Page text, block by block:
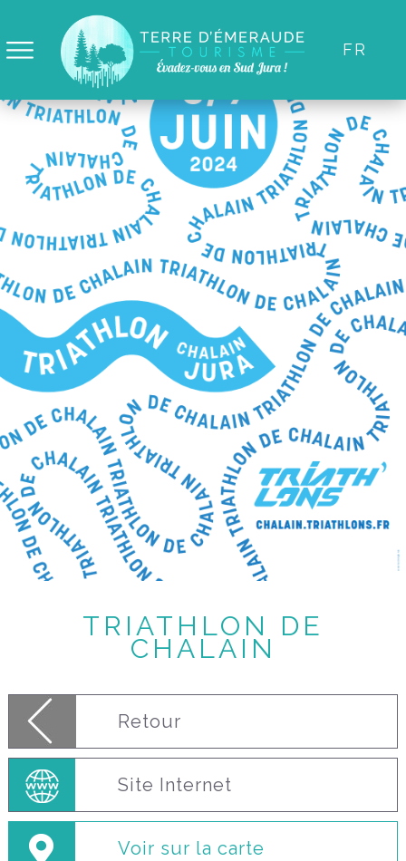
FR
TRIATHLON DE
CHALAIN
Retour
Site Internet
Voir sur la carte
Panneau de gestion des cookies